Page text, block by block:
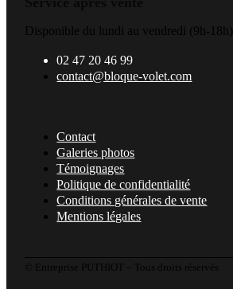
Disponible du lundi au vendredi (9h-18h)
02 47 20 46 99
contact@bloque-volet.com
Contact
Galeries photos
Témoignages
Politique de confidentialité
Conditions générales de vente
Mentions légales
© Entreprise PUTHIOT – Tous droits réservés